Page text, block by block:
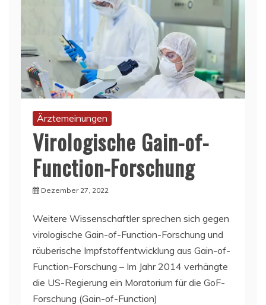
Ärztemeinungen
Virologische Gain-of-
Function-Forschung
Dezember 27, 2022
Weitere Wissenschaftler sprechen sich gegen
virologische Gain-of-Function-Forschung und
räuberische Impfstoffentwicklung aus Gain-of-
Function-Forschung – Im Jahr 2014 verhängte
die US-Regierung ein Moratorium für die GoF-
Forschung (Gain-of-Function)